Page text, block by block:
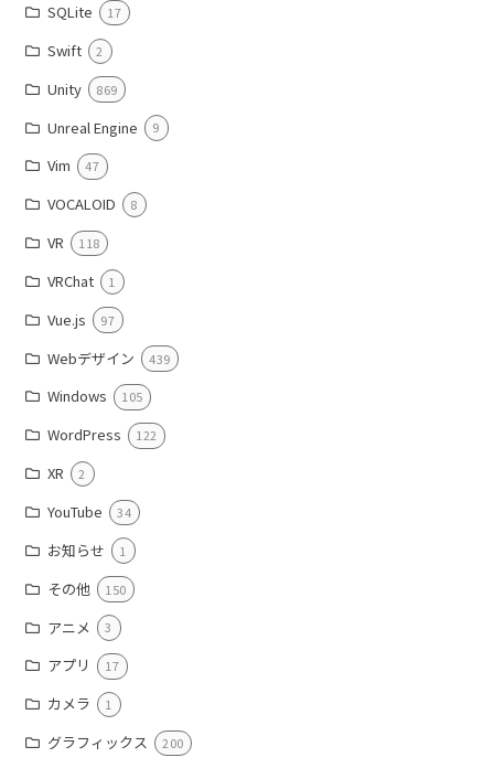
SQLite 17
Swift 2
Unity 869
Unreal Engine 9
Vim 47
VOCALOID 8
VR 118
VRChat 1
Vue.js 97
Webデザイン 439
Windows 105
WordPress 122
XR 2
YouTube 34
お知らせ 1
その他 150
アニメ 3
アプリ 17
カメラ 1
グラフィックス 200